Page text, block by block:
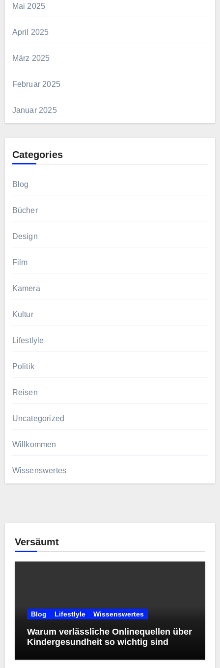
Mai 2025
April 2025
März 2025
Februar 2025
Januar 2025
Categories
Blog
Bücher
Design
Film
Kamera
Kultur
Lifestlyle
Politik
Reisen
Uncategorized
Willkommen
Wissenswertes
Versäumt
Blog Lifestlyle Wissenswertes
Warum verlässliche Onlinequellen über
Kindergesundheit so wichtig sind